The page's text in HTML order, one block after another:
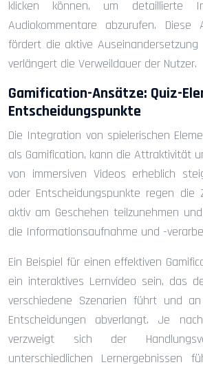
klicken können, um detaillierte
Audiokommentare abzurufen.
fördert die aktive
verlängert die Verweildauer der Nutzer.
Gamification-Ansätze: Quiz-
Entscheidungspunkte
Die Integration von spielerischen
als Gamification, kann die Attraktivität
von immersiven Videos erheblich
oder Entscheidungspunkte regen die
aktiv am Geschehen teilzunehmen
die Informationsaufnahme und -
Ein Beispiel für einen effektiven
ein interaktives Lernvideo sein, das
verschiedene Szenarien führt und
Entscheidungen abverlangt. Je
verzweigt sich der
unterschiedlichen Lernergebnissen